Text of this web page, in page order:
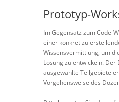
Prototyp-
Im Gegensatz zum Code-
einer konkret zu
Wissensvermittlung, um
Lösung zu entwickeln.
ausgewählte Teilgebiete
Vorgehensweise des